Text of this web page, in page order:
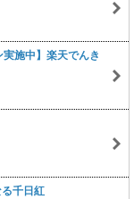
施中】楽天でんき
千日紅